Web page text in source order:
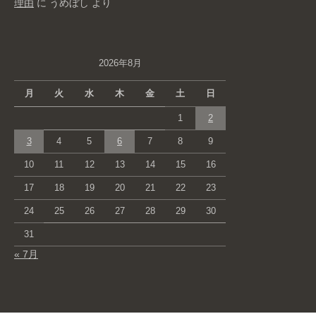
理由 に うめぼし より
2026年8月
月 火 水 木 金 土 日
1 2
3 4 5 6 7 8 9
10 11 12 13 14 15 16
17 18 19 20 21 22 23
24 25 26 27 28 29 30
31
« 7月